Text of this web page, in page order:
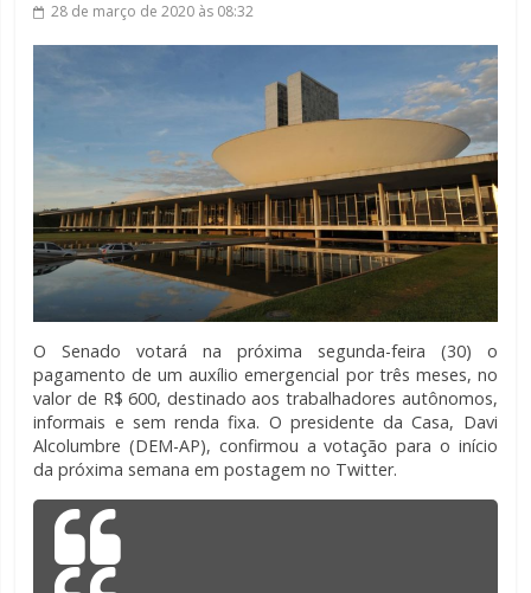
28 de março de 2020 às 08:32
O Senado votará na próxima segunda-feira (30) o
pagamento de um auxílio emergencial por três meses, no
valor de R$ 600, destinado aos trabalhadores autônomos,
informais e sem renda fixa. O presidente da Casa, Davi
Alcolumbre (DEM-AP), confirmou a votação para o início
da próxima semana em postagem no Twitter.